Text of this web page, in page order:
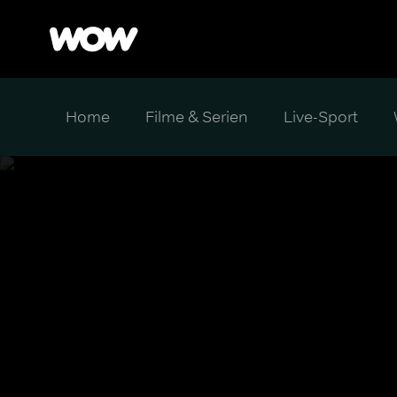
Home Filme & Serien Live-Sport